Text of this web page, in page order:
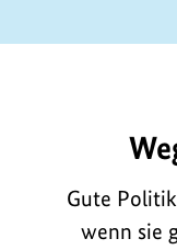
Gute
wenn sie